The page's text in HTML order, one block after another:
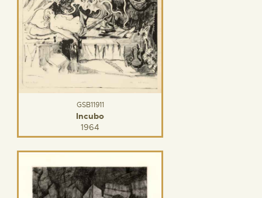
GSB11911
Incubo
1964